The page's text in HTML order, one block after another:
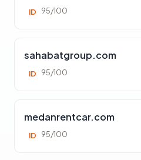
ID 95/100
sahabatgroup.com
ID 95/100
medanrentcar.com
ID 95/100